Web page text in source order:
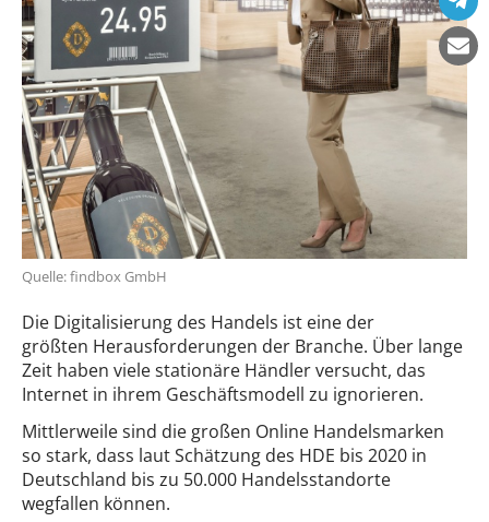
Quelle: findbox GmbH
Die Digitalisierung des Handels ist eine der
größten Herausforderungen der Branche. Über lange
Zeit haben viele stationäre Händler versucht, das
Internet in ihrem Geschäftsmodell zu ignorieren.
Mittlerweile sind die großen Online Handelsmarken
so stark, dass laut Schätzung des HDE bis 2020 in
Deutschland bis zu 50.000 Handelsstandorte
wegfallen können.